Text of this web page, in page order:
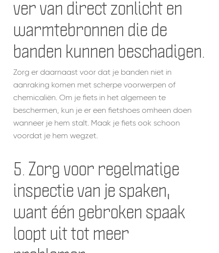
ver van direct zonlicht en
warmtebronnen die de
banden kunnen beschadigen.
Zorg er daarnaast voor dat je banden niet in
aanraking komen met scherpe voorwerpen of
chemicaliën. Om je fiets in het algemeen te
beschermen, kun je er een fietshoes omheen doen
wanneer je hem stalt. Maak je fiets ook schoon
voordat je hem wegzet.
5. Zorg voor regelmatige
inspectie van je spaken,
want één gebroken spaak
loopt uit tot meer